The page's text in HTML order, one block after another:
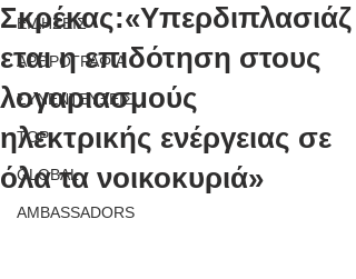
ΕΙΔΗΣΕΙΣ
ΑΡΘΡΟΓΡΑΦΙΑ
ΣΥΝΕΝΤΕΥΞΕΙΣ
TOP
GLOBAL
AMBASSADORS
Σκρέκας:«Υπερδιπλασιάζ
εται η επιδότηση στους
λογαριασμούς
ηλεκτρικής ενέργειας σε
όλα τα νοικοκυριά»